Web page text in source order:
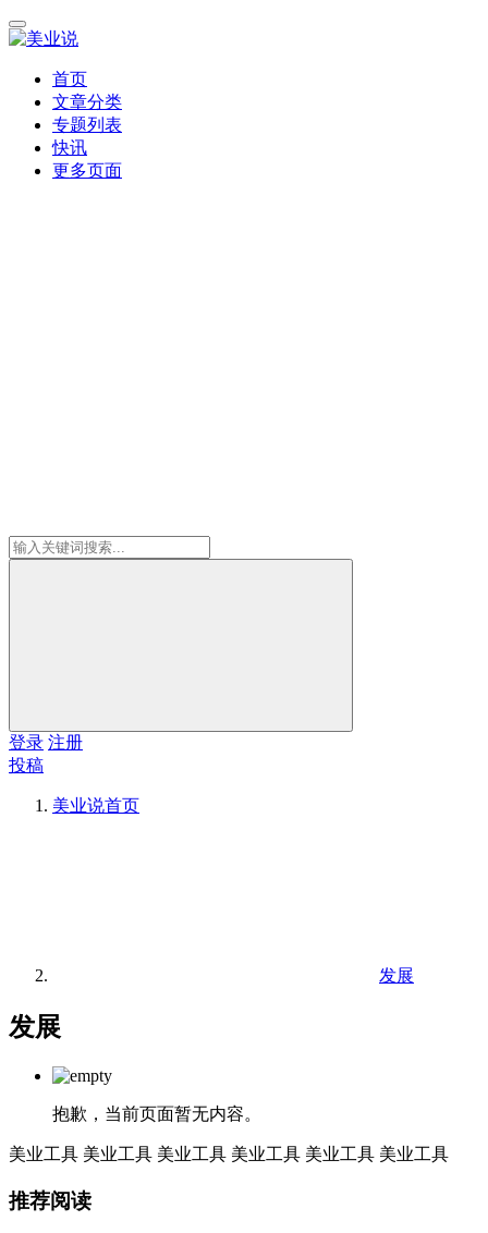
首页
文章分类
专题列表
快讯
更多页面
登录 注册
投稿
美业说首页
发展
发展
抱歉，当前页面暂无内容。
美业工具 美业工具 美业工具 美业工具 美业工具 美业工具
推荐阅读